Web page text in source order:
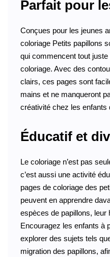
Parfait pour
Conçues pour les jeunes
coloriage Petits papillons
qui commencent tout
coloriage. Avec des
clairs, ces pages sont
mains et ne manqueront
créativité chez les enfants
Éducatif et
Le coloriage n’est pas
c’est aussi une activité
pages de coloriage des
peuvent en apprendre
espèces de papillons, leur
Encouragez les enfants à
explorer des sujets tels
migration des papillons,